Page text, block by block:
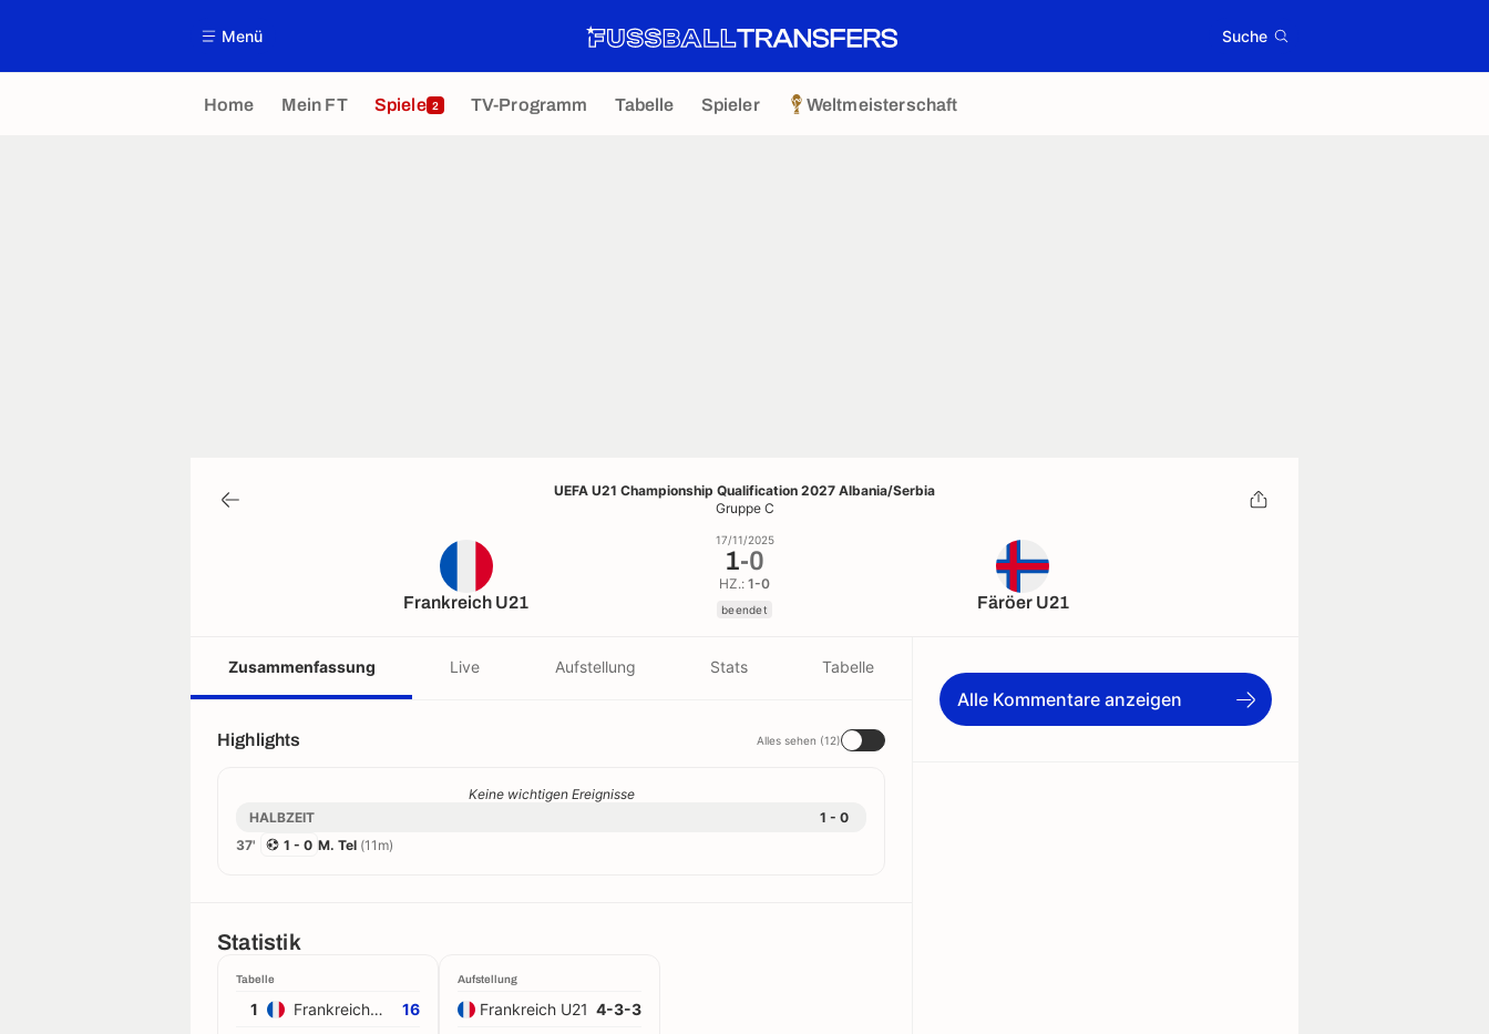
Menü Suche
Home Mein FT Spiele 2 TV-Programm Tabelle Spieler Weltmeisterschaft
UEFA U21 Championship Qualification 2027 Albania/Serbia
Gruppe C
Frankreich U21
17/11/2025
1-0
HZ.: 1-0
beendet Färöer U21
Zusammenfassung Live Aufstellung Stats Tabelle
Highlights Alles sehen (12)
Keine wichtigen Ereignisse
HALBZEIT
1 - 0
37'
1 - 0 M. Tel (11m)
Statistik
Tabelle
1 Frankreich U21
16
Aufstellung
Frankreich U21 4-3-3
Alle Kommentare anzeigen